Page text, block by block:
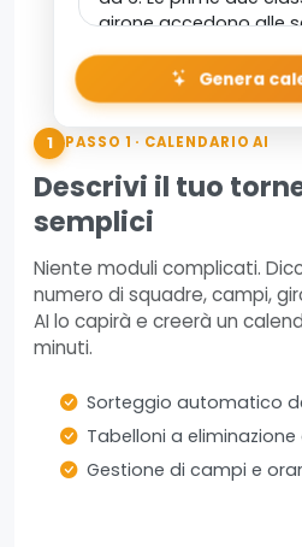
Genera
1 PASSO 1 · CALENDARIO AI
Descrivi il tuo
semplici
Niente moduli complicati.
numero di squadre, campi,
AI lo capirà e creerà un
minuti.
Sorteggio automatico
Tabelloni a
Gestione di campi e